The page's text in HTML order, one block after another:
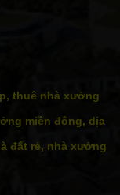
thuê nhà xưởng
miền đông, dịa
đất rẻ, nhà xưởng